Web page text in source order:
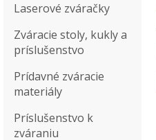
Laserové zváračky
Zváracie stoly, kukly a
príslušenstvo
Prídavné zváracie
materiály
Príslušenstvo k
zváraniu